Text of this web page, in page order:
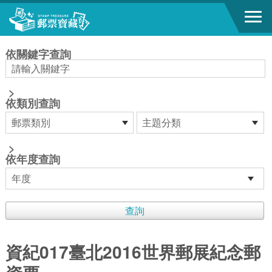
跳到主要內容區塊
依關鍵字查詢
>
依類別查詢
>
依年度查詢
資紀017臺北2016世界郵展紀念郵